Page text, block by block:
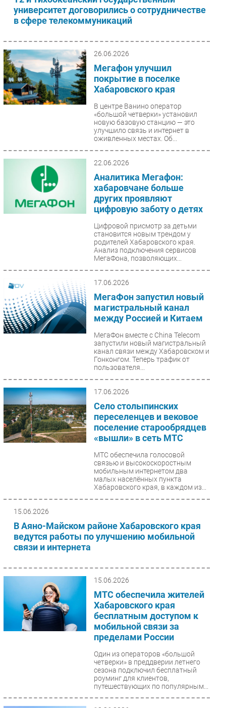
университет договорились о сотрудничестве
в сфере телекоммуникаций
26.06.2026
Мегафон улучшил
покрытие в поселке
Хабаровского края
В центре Ванино оператор
«большой четверки» установил
новую базовую станцию — это
улучшило связь и интернет в
оживленных местах. Об...
22.06.2026
Аналитика Мегафон:
хабаровчане больше
других проявляют
цифровую заботу о детях
Цифровой присмотр за детьми
становится новым трендом у
родителей Хабаровского края.
Анализ подключения сервисов
МегаФона, позволяющих...
17.06.2026
МегаФон запустил новый
магистральный канал
между Россией и Китаем
МегаФон вместе с China Telecom
запустили новый магистральный
канал связи между Хабаровском и
Гонконгом. Теперь трафик от
пользователя...
17.06.2026
Село столыпинских
переселенцев и вековое
поселение старообрядцев
«вышли» в сеть МТС
МТС обеспечила голосовой
связью и высокоскоростным
мобильным интернетом два
малых населённых пункта
Хабаровского края, в каждом из...
15.06.2026
В Аяно-Майском районе Хабаровского края
ведутся работы по улучшению мобильной
связи и интернета
15.06.2026
МТС обеспечила жителей
Хабаровского края
бесплатным доступом к
мобильной связи за
пределами России
Один из операторов «большой
четверки» в преддверии летнего
сезона подключил бесплатный
роуминг для клиентов,
путешествующих по популярным...